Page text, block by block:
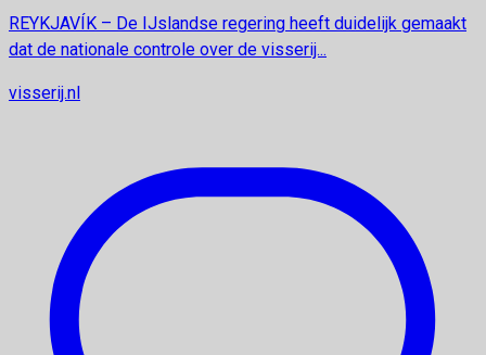
REYKJAVÍK – De IJslandse regering heeft duidelijk gemaakt
dat de nationale controle over de visserij...
visserij.nl